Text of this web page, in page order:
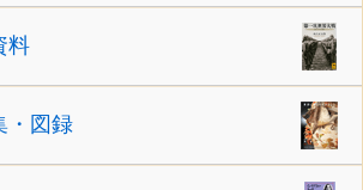
料
・図録